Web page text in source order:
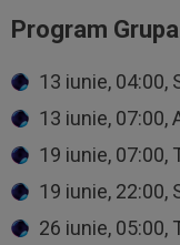
Program
13 iunie, 04:00,
13 iunie, 07:00,
19 iunie, 07:00,
19 iunie, 22:00,
26 iunie, 05:00,